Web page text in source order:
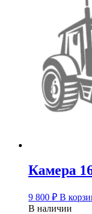
Камера
9 800 ₽ В
В наличии